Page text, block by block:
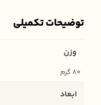
توضیحات تکمیلی
وزن
80 گرم
ابعاد